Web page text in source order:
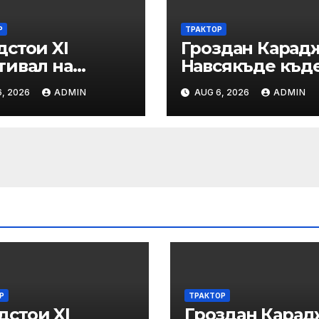
XI
на
бит и
„Калето
2026 ADMIN
ТРАКТОР
Гроздан
Навсякъде
е възможна
човешка
железницата,
AUG 6, 2026 ADMIN
XI
ТРАКТОР
Гроздан